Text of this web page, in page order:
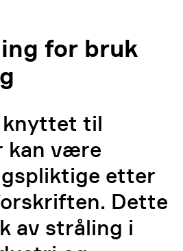
for bruk
til
kan være
etter
Dette
av stråling i